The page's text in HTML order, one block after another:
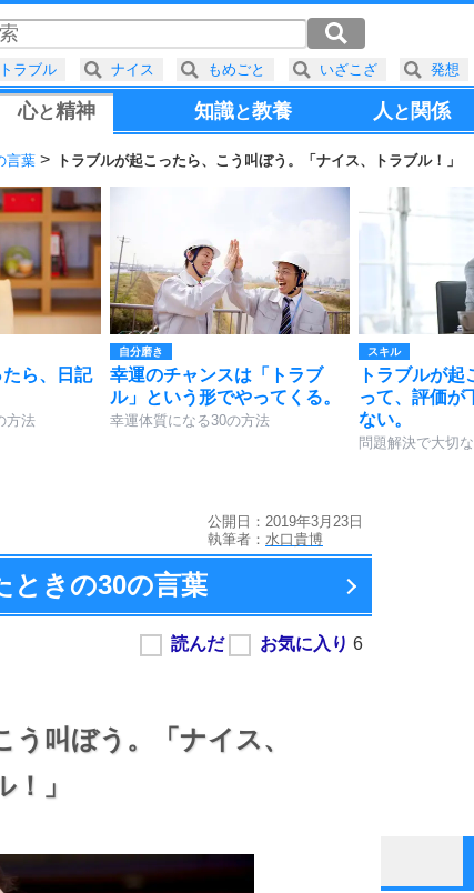
心と精神 知識と教養 人と 関係
言葉 トラブルが起こったら、こう叫ぼう。「ナイス、トラブル！」
たら、日記
方法
自分磨き
幸運のチャンスは「トラブ
ル」という形でやってくる。
幸運体質になる30の方法
スキル
トラブルが
って、評価が
ない。
問題解決で大切
公開日：2019年3月23日
執筆者： 水口貴博
ときの30の言葉
う叫ぼう。
「ナイス、
！」
トラブル ナイス もめごと いざこざ 発想